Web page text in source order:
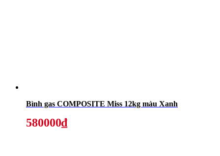
Bình gas COMPOSITE Miss 12kg màu Xanh
580000₫